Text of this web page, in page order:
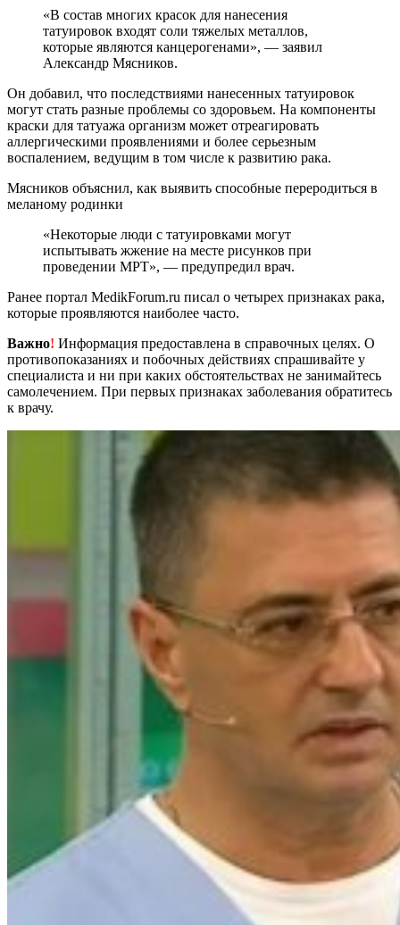
«В состав многих красок для нанесения
татуировок входят соли тяжелых металлов,
которые являются канцерогенами», — заявил
Александр Мясников.
Он добавил, что последствиями нанесенных татуировок
могут стать разные проблемы со здоровьем. На компоненты
краски для татуажа организм может отреагировать
аллергическими проявлениями и более серьезным
воспалением, ведущим в том числе к развитию рака.
Мясников объяснил, как выявить способные переродиться в
меланому родинки
«Некоторые люди с татуировками могут
испытывать жжение на месте рисунков при
проведении МРТ», — предупредил врач.
Ранее портал MedikForum.ru писал о четырех признаках рака,
которые проявляются наиболее часто.
Важно! Информация предоставлена в справочных целях. О
противопоказаниях и побочных действиях спрашивайте у
специалиста и ни при каких обстоятельствах не занимайтесь
самолечением. При первых признаках заболевания обратитесь
к врачу.